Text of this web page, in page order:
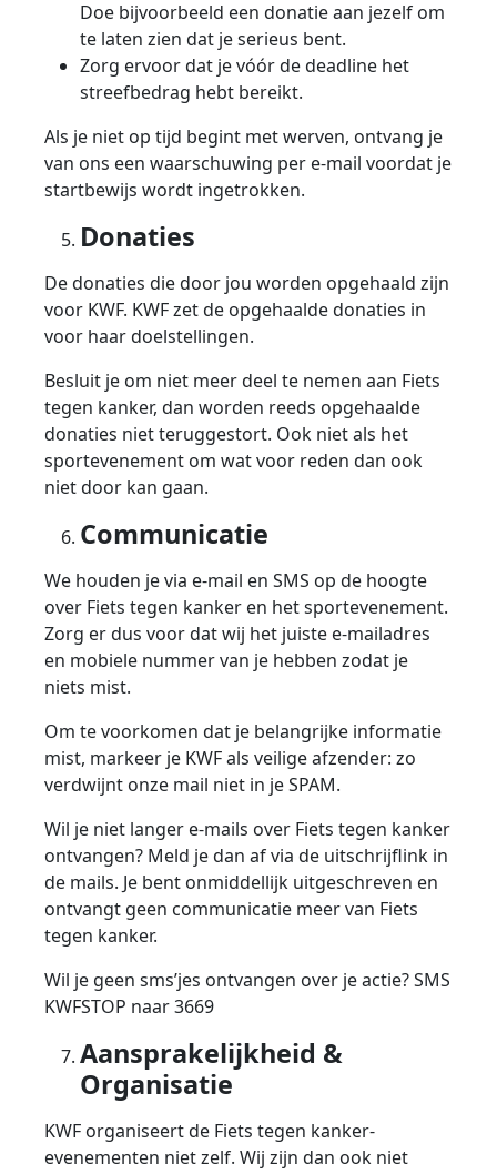
Doe bijvoorbeeld een donatie aan jezelf om
te laten zien dat je serieus bent.
Zorg ervoor dat je vóór de deadline het
streefbedrag hebt bereikt.
Als je niet op tijd begint met werven, ontvang je
van ons een waarschuwing per e-mail voordat je
startbewijs wordt ingetrokken.
Donaties
De donaties die door jou worden opgehaald zijn
voor KWF. KWF zet de opgehaalde donaties in
voor haar doelstellingen.
Besluit je om niet meer deel te nemen aan Fiets
tegen kanker, dan worden reeds opgehaalde
donaties niet teruggestort. Ook niet als het
sportevenement om wat voor reden dan ook
niet door kan gaan.
Communicatie
We houden je via e-mail en SMS op de hoogte
over Fiets tegen kanker en het sportevenement.
Zorg er dus voor dat wij het juiste e-mailadres
en mobiele nummer van je hebben zodat je
niets mist.
Om te voorkomen dat je belangrijke informatie
mist, markeer je KWF als veilige afzender: zo
verdwijnt onze mail niet in je SPAM.
Wil je niet langer e-mails over Fiets tegen kanker
ontvangen? Meld je dan af via de uitschrijflink in
de mails. Je bent onmiddellijk uitgeschreven en
ontvangt geen communicatie meer van Fiets
tegen kanker.
Wil je geen sms’jes ontvangen over je actie? SMS
KWFSTOP naar 3669
Aansprakelijkheid &
Organisatie
KWF organiseert de Fiets tegen kanker-
evenementen niet zelf. Wij zijn dan ook niet